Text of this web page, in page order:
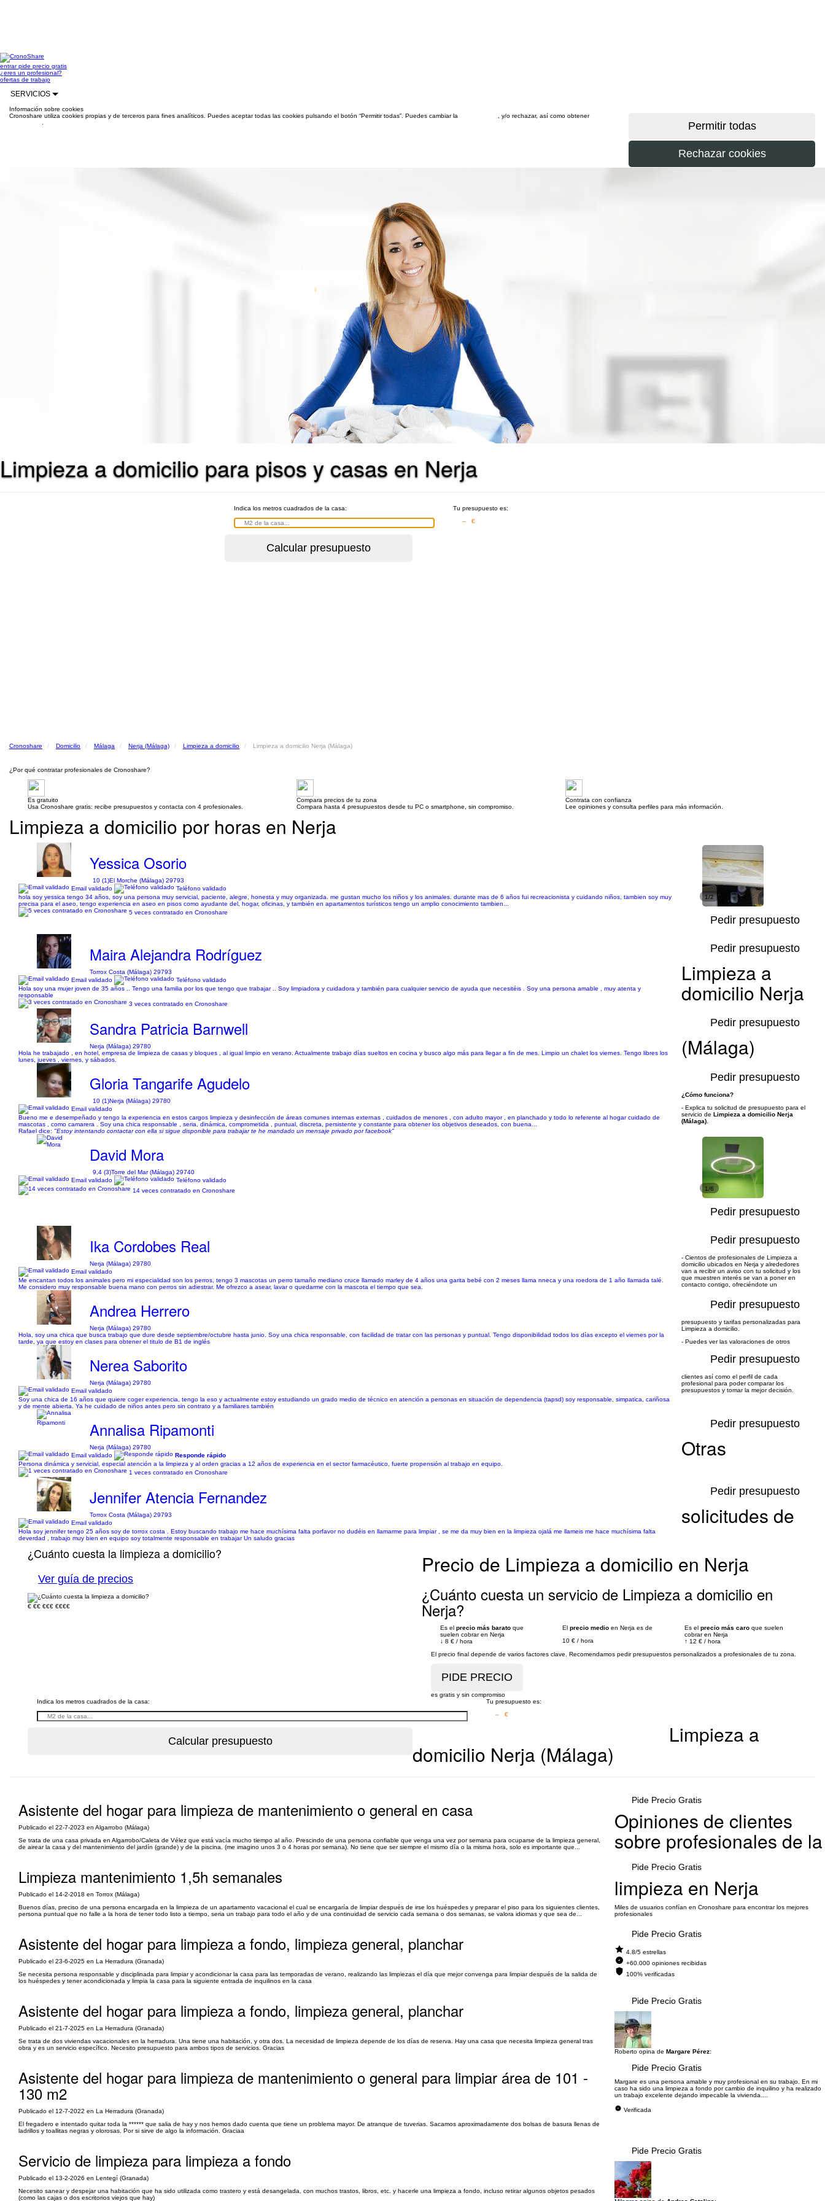
entrarpide precio gratis
¿eres un profesional?
ofertas de trabajo
SERVICIOS
Información sobre cookies
Cronoshare utiliza cookies propias y de terceros para fines analíticos. Puedes aceptar todas las cookies pulsando el botón “Permitir todas”. Puedes cambiar la
, y/o rechazar, así como obtener
Limpieza a domicilio para pisos y casas en Nerja
Indica los metros cuadrados de la casa:
Tu presupuesto es:
– €
Cronoshare Domicilio Málaga Nerja (Málaga) Limpieza a domicilio Limpieza a domicilio Nerja (Málaga)
¿Por qué contratar profesionales de Cronoshare?
Es gratuito
Usa Cronoshare gratis: recibe presupuestos y contacta con 4 profesionales.
Compara precios de tu zona
Compara hasta 4 presupuestos desde tu PC o smartphone, sin compromiso.
Contrata con confianza
Lee opiniones y consulta perfiles para más información.
Limpieza a domicilio por horas en Nerja
Yessica Osorio
10 (1)El Morche (Málaga) 29793
Email validado
Teléfono validado
hola soy yessica tengo 34 años, soy una persona muy servicial, paciente, alegre, honesta y muy organizada. me gustan mucho los niños y los animales. durante mas de 6 años fui recreacionista y cuidando niños, tambien soy muy
precisa para el aseo, tengo experiencia en aseo en pisos como ayudante del, hogar, oficinas, y también en apartamentos turísticos tengo un amplio conocimiento tambien...
5 veces contratado en Cronoshare
1/2
Pedir presupuesto
Maira Alejandra Rodríguez
Torrox Costa (Málaga) 29793
Email validado
Teléfono validado
Hola soy una mujer joven de 35 años .. Tengo una familia por los que tengo que trabajar .. Soy limpiadora y cuidadora y también para cualquier servicio de ayuda que necesitéis . Soy una persona amable , muy atenta y
responsable
3 veces contratado en Cronoshare
Pedir presupuesto
Sandra Patricia Barnwell
Nerja (Málaga) 29780
Hola he trabajado , en hotel, empresa de limpieza de casas y bloques , al igual limpio en verano. Actualmente trabajo días sueltos en cocina y busco algo más para llegar a fin de mes. Limpio un chalet los viernes. Tengo libres los
lunes, jueves , viernes, y sábados.
Pedir presupuesto
Gloria Tangarife Agudelo
10 (1)Nerja (Málaga) 29780
Email validado
Bueno me e desempeñado y tengo la experiencia en estos cargos limpieza y desinfección de áreas comunes internas externas , cuidados de menores , con adulto mayor , en planchado y todo lo referente al hogar cuidado de
mascotas , como camarera . Soy una chica responsable , seria, dinámica, comprometida , puntual, discreta, persistente y constante para obtener los objetivos deseados, con buena...
Rafael dice: "Estoy intentando contactar con ella si sigue disponible para trabajar te he mandado un mensaje privado por facebook"
Pedir presupuesto
David Mora
9,4 (3)Torre del Mar (Málaga) 29740
Email validado
Teléfono validado
14 veces contratado en Cronoshare
1/6
Pedir presupuesto
Ika Cordobes Real
Nerja (Málaga) 29780
Email validado
Me encantan todos los animales pero mi especialidad son los perros, tengo 3 mascotas un perro tamaño mediano cruce llamado marley de 4 años una garita bebé con 2 meses llama nneca y una roedora de 1 año llamada talé.
Me considero muy responsable buena mano con perros sin adiestrar. Me ofrezco a asear, lavar o quedarme con la mascota el tiempo que sea.
Pedir presupuesto
Andrea Herrero
Nerja (Málaga) 29780
Hola, soy una chica que busca trabajo que dure desde septiembre/octubre hasta junio. Soy una chica responsable, con facilidad de tratar con las personas y puntual. Tengo disponibilidad todos los días excepto el viernes por la
tarde, ya que estoy en clases para obtener el titulo de B1 de inglés
Pedir presupuesto
Nerea Saborito
Nerja (Málaga) 29780
Email validado
Soy una chica de 16 años que quiere coger experiencia, tengo la eso y actualmente estoy estudiando un grado medio de técnico en atención a personas en situación de dependencia (tapsd) soy responsable, simpatica, cariñosa
y de mente abierta. Ya he cuidado de niños antes pero sin contrato y a familiares también
Pedir presupuesto
Annalisa Ripamonti
Nerja (Málaga) 29780
Email validado
Responde rápido
Persona dinámica y servicial, especial atención a la limpieza y al orden gracias a 12 años de experiencia en el sector farmacéutico, fuerte propensión al trabajo en equipo.
1 veces contratado en Cronoshare
Pedir presupuesto
Jennifer Atencia Fernandez
Torrox Costa (Málaga) 29793
Email validado
Hola soy jennifer tengo 25 años soy de torrox costa . Estoy buscando trabajo me hace muchísima falta porfavor no dudéis en llamarme para limpiar , se me da muy bien en la limpieza ojalá me llameis me hace muchísima falta
deverdad , trabajo muy bien en equipo soy totalmente responsable en trabajar Un saludo gracias
Pedir presupuesto
¿Cuánto cuesta la limpieza a domicilio?
Ver guía de precios
€ €€ €€€ €€€€
Precio de Limpieza a domicilio en Nerja
¿Cuánto cuesta un servicio de Limpieza a domicilio en
Nerja?
Es el precio más barato que
suelen cobrar en Nerja
↓ 8 € / hora
El precio medio en Nerja es de
10 € / hora
Es el precio más caro que suelen
cobrar en Nerja
↑ 12 € / hora
El precio final depende de varios factores clave. Recomendamos pedir presupuestos personalizados a profesionales de tu zona.
es gratis y sin compromiso
Limpieza a
domicilio Nerja
(Málaga)
¿Cómo funciona?
- Explica tu solicitud de presupuesto para el
servicio de Limpieza a domicilio Nerja
(Málaga)
- Cientos de profesionales de Limpieza a
domicilio ubicados en Nerja y alrededores
van a recibir un aviso con tu solicitud y los
que muestren interés se van a poner en
contacto contigo, ofreciéndote un
presupuesto y tarifas personalizadas para
Limpieza a domicilio.
- Puedes ver las valoraciones de otros
clientes así como el perfil de cada
profesional para poder comparar los
presupuestos y tomar la mejor decisión.
Indica los metros cuadrados de la casa:
Tu presupuesto es:
– €
Otras
solicitudes de
Limpieza a
domicilio Nerja (Málaga)
Asistente del hogar para limpieza de mantenimiento o general en casa
Publicado el 22-7-2023 en Algarrobo (Málaga)
Se trata de una casa privada en Algarrobo/Caleta de Vélez que está vacía mucho tiempo al año. Prescindo de una persona confiable que venga una vez por semana para ocuparse de la limpieza general,
de airear la casa y del mantenimiento del jardín (grande) y de la piscina. (me imagino unos 3 o 4 horas por semana). No tiene que ser siempre el mismo día o la misma hora, solo es importante que...
Pide Precio Gratis
Limpieza mantenimiento 1,5h semanales
Publicado el 14-2-2018 en Torrox (Málaga)
Buenos días, preciso de una persona encargada en la limpieza de un apartamento vacacional el cual se encargaría de limpiar después de irse los huéspedes y preparar el piso para los siguientes clientes,
persona puntual que no falle a la hora de tener todo listo a tiempo, seria un trabajo para todo el año y de una continuidad de servicio cada semana o dos semanas, se valora idiomas y que sea de...
Pide Precio Gratis
Asistente del hogar para limpieza a fondo, limpieza general, planchar
Publicado el 23-6-2025 en La Herradura (Granada)
Se necesita persona responsable y disciplinada para limpiar y acondicionar la casa para las temporadas de verano, realizando las limpiezas el día que mejor convenga para limpiar después de la salida de
los huéspedes y tener acondicionada y limpia la casa para la siguiente entrada de inquilinos en la casa
Pide Precio Gratis
Asistente del hogar para limpieza a fondo, limpieza general, planchar
Publicado el 21-7-2025 en La Herradura (Granada)
Se trata de dos viviendas vacacionales en la herradura. Una tiene una habitación, y otra dos. La necesidad de limpieza depende de los días de reserva. Hay una casa que necesita limpieza general tras
obra y es un servicio específico. Necesito presupuesto para ambos tipos de servicios. Gracias
Pide Precio Gratis
Asistente del hogar para limpieza de mantenimiento o general para limpiar área de 101 -
130 m2
Publicado el 12-7-2022 en La Herradura (Granada)
El fregadero e intentado quitar toda la ****** que salia de hay y nos hemos dado cuenta que tiene un problema mayor. De atranque de tuverias. Sacamos aproximadamente dos bolsas de basura llenas de
ladrillos y toallitas negras y olorosas. Por si sirve de algo la información. Graciaa
Pide Precio Gratis
Servicio de limpieza para limpieza a fondo
Publicado el 13-2-2026 en Lentegí (Granada)
Necesito sanear y despejar una habitación que ha sido utilizada como trastero y está desangelada, con muchos trastos, libros, etc. y hacerle una limpieza a fondo, incluso retirar algunos objetos pesados
(como las cajas o dos escritorios viejos que hay)
Pide Precio Gratis
Opiniones de clientes
sobre profesionales de la
limpieza en Nerja
Miles de usuarios confían en Cronoshare para encontrar los mejores
profesionales
4.8/5 estrellas
+60.000 opiniones recibidas
100% verificadas
Roberto opina de Margare Pérez:
Margare es una persona amable y muy profesional en su trabajo. En mi
caso ha sido una limpieza a fondo por cambio de inquilino y ha realizado
un trabajo excelente dejando impecable la vivienda....
Verificada